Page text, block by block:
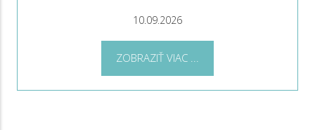
10.09.2026
ZOBRAZIŤ VIAC ...